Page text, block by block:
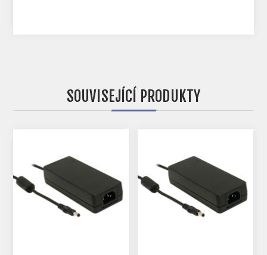
SOUVISEJÍCÍ PRODUKTY